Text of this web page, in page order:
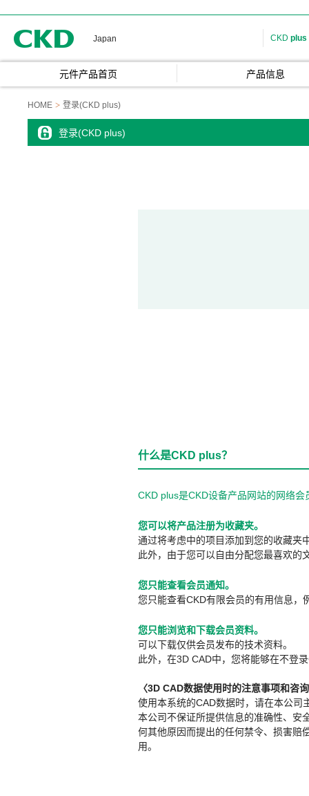
Japan CKD plus
元件产品首页 产品信息
HOME 登录(CKD plus)
登录(CKD plus)
什么是CKD plus？
CKD plus是CKD设备产品网站的网络
您可以将产品注册为收藏夹。
通过将考虑中的项目添加到您的收藏夹
此外，由于您可以自由分配您最喜欢的
您只能查看会员通知。
您只能查看CKD有限会员的有用信息，
您只能浏览和下载会员资料。
可以下载仅供会员发布的技术资料。
此外，在3D CAD中，您将能够在不登
〈3D CAD数据使用时的注意事项和咨
使用本系统的CAD数据时，请在本公司
本公司不保证所提供信息的准确性、安
何其他原因而提出的任何禁令、损害赔
用。